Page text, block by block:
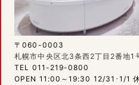
〒060-0003
札幌市中央区北3条西2丁目2番地1
TEL 011-219-0800
OPEN 11:00～19:30 12/31･1/1